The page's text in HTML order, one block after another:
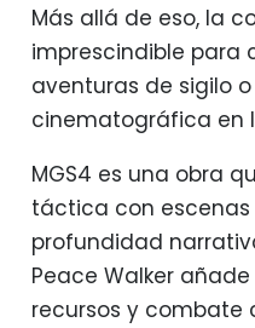
Más allá de eso, la
imprescindible para
aventuras de sigilo
cinematográfica en
MGS4 es una obra
táctica con
profundidad
Peace Walker
recursos y combate